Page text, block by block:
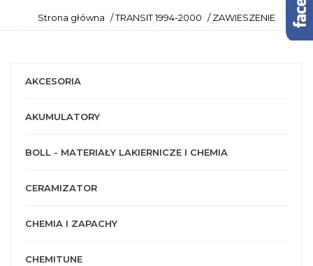
Strona główna /TRANSIT 1994-2000 / ZAWIESZENIE
AKCESORIA
AKUMULATORY
BOLL - MATERIAŁY LAKIERNICZE I CHEMIA
CERAMIZATOR
CHEMIA I ZAPACHY
CHEMITUNE